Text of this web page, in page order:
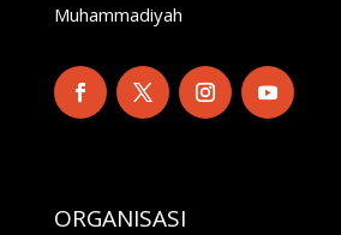
Muhammadiyah
ORGANISASI